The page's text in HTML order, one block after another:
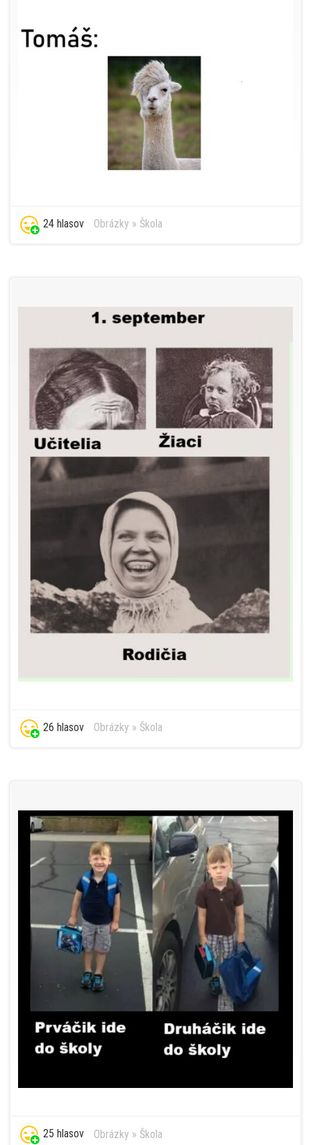
24 hlasov Obrázky » Škola
26 hlasov Obrázky » Škola
25 hlasov Obrázky » Škola